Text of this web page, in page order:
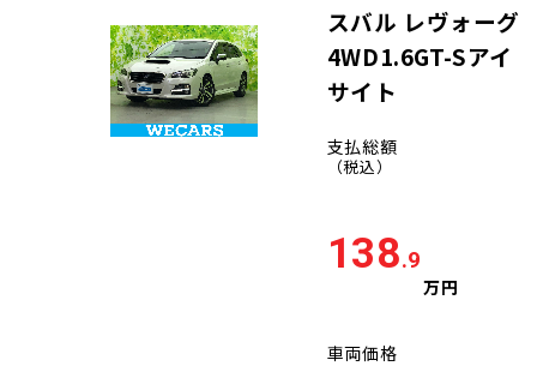
スバル レヴォーグ
4WD1.6GT-Sアイ
サイト
支払総額
（税込）
138.9
万円
車両価格